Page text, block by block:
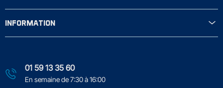
01 59 13 35 60
En semaine de 7:30 à 16:00
INFORMATION